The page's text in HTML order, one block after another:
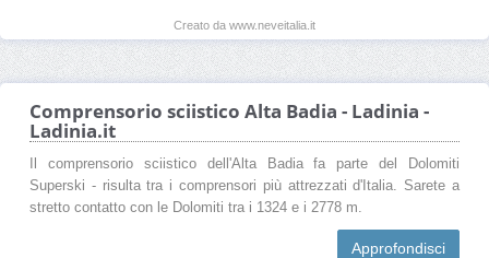
Creato da www.neveitalia.it
Comprensorio sciistico Alta Badia - Ladinia -
Ladinia.it
Il comprensorio sciistico dell'Alta Badia fa parte del Dolomiti
Superski - risulta tra i comprensori più attrezzati d'Italia. Sarete a
stretto contatto con le Dolomiti tra i 1324 e i 2778 m.
Approfondisci